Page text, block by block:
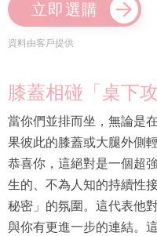
立即選購
資料由客戶提供
膝蓋相碰「桌下
當你們並排而坐，無論是
果彼此的膝蓋或大腿外側
恭喜你，這絕對是一個超
生的、不為人知的持續性
秘密」的氛圍。這代表他
與你有更進一步的連結。